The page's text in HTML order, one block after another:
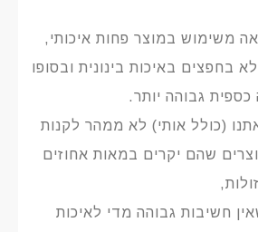
משימוש במוצר פחות איכותי,
בחפצים באיכות בינונית ובסופו
גבוהה יותר.
(כולל אותי) לא ממהר לקנות
שהם יקרים במאות אחוזים
חשיבות גבוהה מדי לאיכות